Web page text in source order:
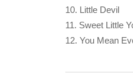
10. Little Devil
11. Sweet Little
12. You Mean